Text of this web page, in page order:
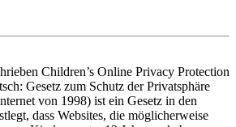
Children’s Online Privacy Protection
Gesetz zum Schutz der Privatsphäre
von 1998) ist ein Gesetz in den
dass Websites, die möglicherweise